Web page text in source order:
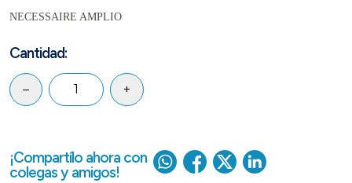
NECESSAIRE AMPLIO
Cantidad:
– +
¡Compartílo ahora con
colegas y amigos!